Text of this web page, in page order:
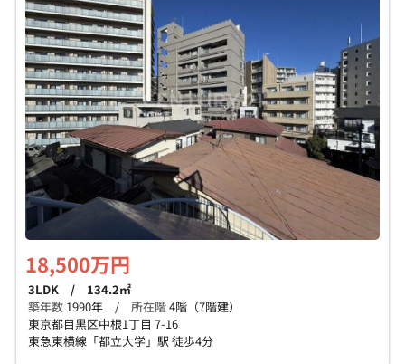
18,500万円
3LDK / 134.2㎡
築年数 1990年 / 所在階4階（7階建）
東京都目黒区中根1丁目 7-16
東急東横線「都立大学」駅 徒歩4分